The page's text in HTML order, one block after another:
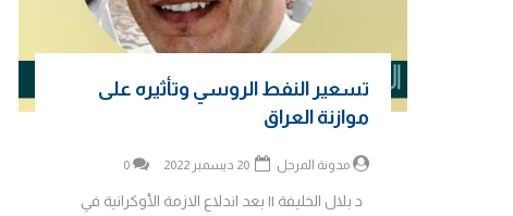
تسعير النفط الروسي وتأثيره على
موازنة العراق
مدونة المرجل 0
د بلال الخليفة || بعد اندلاع الازمة الأوكرانية في